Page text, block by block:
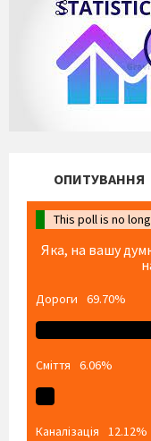
ОПИТУВАННЯ
This poll is no
Яка, на вашу
Дороги 69.70%
Сміття 6.06%
Каналізація 12.12%